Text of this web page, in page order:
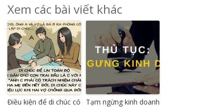
Xem các bài viết khác
Điều kiện để di chúc có
Tạm ngừng kinh doanh